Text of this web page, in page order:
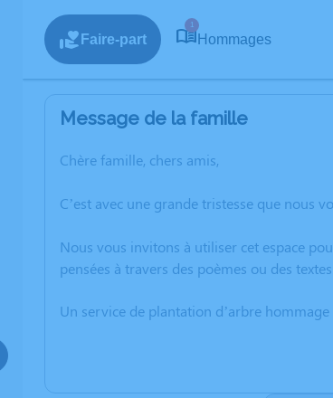
Faire-part
1
Hommages
Message de la famille
Chère famille, chers amis,
C’est avec une grande tristesse que nous
Nous vous invitons à utiliser cet espace
pensées à travers des poèmes ou des
Un service de plantation d’arbre hommage